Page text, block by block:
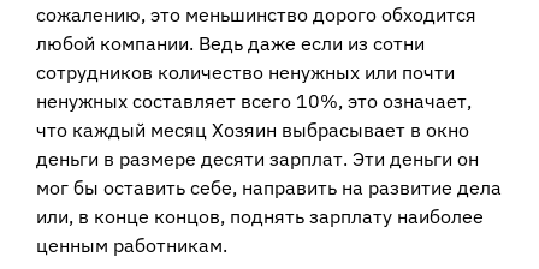
сожалению, это меньшинство дорого обходится
любой компании. Ведь даже если из сотни
сотрудников количество ненужных или почти
ненужных составляет всего 10%, это означает,
что каждый месяц Хозяин выбрасывает в окно
деньги в размере десяти зарплат. Эти деньги он
мог бы оставить себе, направить на развитие дела
или, в конце концов, поднять зарплату наиболее
ценным работникам.